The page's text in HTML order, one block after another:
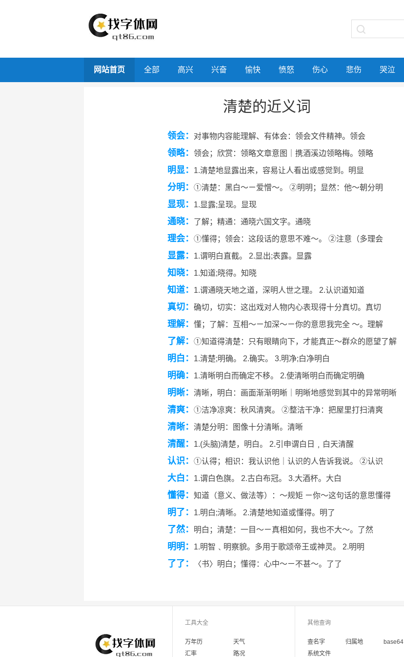
网站首页 全部 高兴 兴奋 愉快 愤怒 伤心 悲伤 哭泣
清楚的近义词
领会： 对事物内容能理解、有体会：领会文件精神。领会
领略： 领会；欣赏：领略文章意图｜携酒溪边领略梅。领略
明显： 1.清楚地显露出来，容易让人看出或感觉到。明显
分明： ①清楚：黑白～ㄧ爱憎～。 ②明明；显然：他～朝分明
显现： 1.显露;呈现。显现
通晓： 了解；精通：通晓六国文字。通晓
理会： ①懂得；领会：这段话的意思不难～。 ②注意（多理会
显露： 1.谓明白直截。 2.显出;表露。显露
知晓： 1.知道;晓得。知晓
知道： 1.谓通晓天地之道，深明人世之理。 2.认识道知道
真切： 确切，切实：这出戏对人物内心表现得十分真切。真切
理解： 懂；了解：互相～ㄧ加深～ㄧ你的意思我完全 ～。理解
了解： ①知道得清楚：只有眼睛向下，才能真正～群众的愿望了解
明白： 1.清楚;明确。 2.确实。 3.明净;白净明白
明确： 1.清晰明白而确定不移。 2.使清晰明白而确定明确
明晰： 清晰，明白：画面渐渐明晰｜明晰地感觉到其中的异常明晰
清爽： ①洁净凉爽：秋风清爽。 ②整洁干净：把屋里打扫清爽
清晰： 清楚分明：图像十分清晰。清晰
清醒： 1.(头脑)清楚，明白。 2.引申谓白日﹐白天清醒
认识： ①认得；相识：我认识他｜认识的人告诉我说。 ②认识
大白： 1.谓白色旗。 2.古白布冠。 3.大酒杯。大白
懂得： 知道（意义、做法等）：～规矩 ㄧ你～这句话的意思懂得
明了： 1.明白;清晰。 2.清楚地知道或懂得。明了
了然： 明白；清楚：一目～ㄧ真相如何，我也不大～。了然
明明： 1.明智﹑明察貌。多用于歌颂帝王或神灵。 2.明明
了了： 〈书〉明白；懂得：心中～ㄧ不甚～。了了
工具大全
万年历
天气
汇率
路况
其他查询
查名字 归属地
base64
系统文件